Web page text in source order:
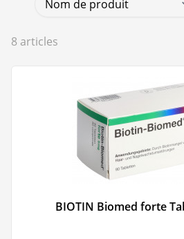
8 articles
BIOTIN Biomed forte